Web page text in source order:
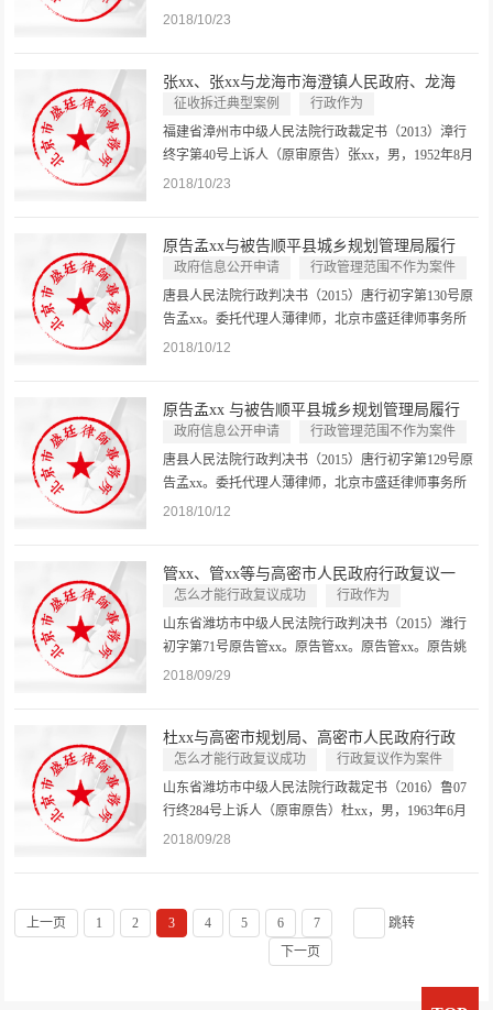
县。委托代理人汪律师，男，北京市盛廷律师事务所
法定代表人刘x，男，该县县长。委托...
2018/10/23
张xx、张xx与龙海市海澄镇人民政府、龙海
市...
征收拆迁典型案例
行政作为
乡镇政府及街道办事处作为案件
福建省漳州市中级人民法院行政裁定书（2013）漳行
终字第40号上诉人（原审原告）张xx，男，1952年8月
25日出生，汉族，农民。上诉人（原审原告）张xx，
市盛廷律师事务所律师。被上诉...
2018/10/23
原告孟xx与被告顺平县城乡规划管理局履行
法...
政府信息公开申请
行政管理范围不作为案件
唐县人民法院行政判决书（2015）唐行初字第130号原
告孟xx。委托代理人薄律师，北京市盛廷律师事务所
律师。被告顺平县城乡规划管理局。组织机构代码
事务所律师。委托代理人武xx，该...
2018/10/12
原告孟xx 与被告顺平县城乡规划管理局履行
法...
政府信息公开申请
行政管理范围不作为案件
唐县人民法院行政判决书（2015）唐行初字第129号原
告孟xx。委托代理人薄律师，北京市盛廷律师事务所
律师。被告顺平县城乡规划管理局。组织机构代码
事务所律师。委托代理人武xx，该...
2018/10/12
管xx、管xx等与高密市人民政府行政复议一
审...
怎么才能行政复议成功
行政作为
行政复议作为案件
山东省潍坊市中级人民法院行政判决书（2015）潍行
初字第71号原告管xx。原告管xx。原告管xx。原告姚
xx。原告杜xx。五原告共同委托代理人张合刚，北京
长。委托代理人范xx，高密市人民政...
2018/09/29
杜xx与高密市规划局、高密市人民政府行政
复...
怎么才能行政复议成功
行政复议作为案件
行政作为
山东省潍坊市中级人民法院行政裁定书（2016）鲁07
行终284号上诉人（原审原告）杜xx，男，1963年6月
23日生，汉族，居民，住高密市。委托代理人张合
2018/09/28
上一页 1 2 3 4 5 6
7
下一页
跳转